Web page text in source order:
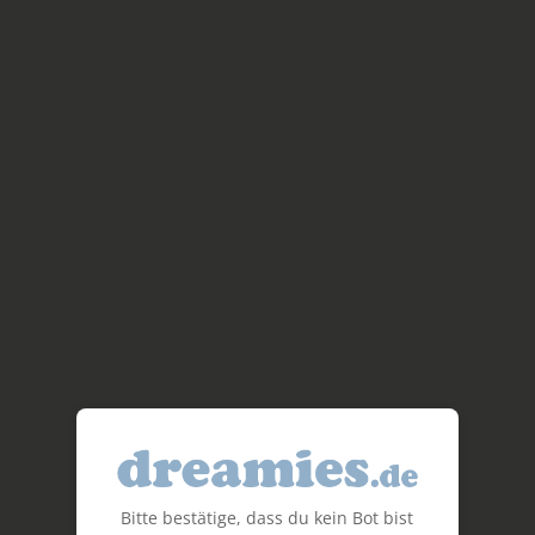
Bitte bestätige, dass du kein Bot bist